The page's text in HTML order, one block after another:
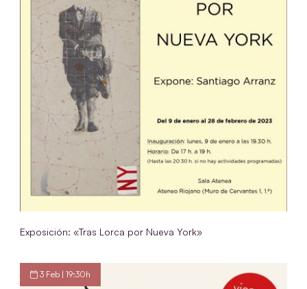
Exposición: «Tras Lorca por Nueva York»
3 Feb | 19:30h